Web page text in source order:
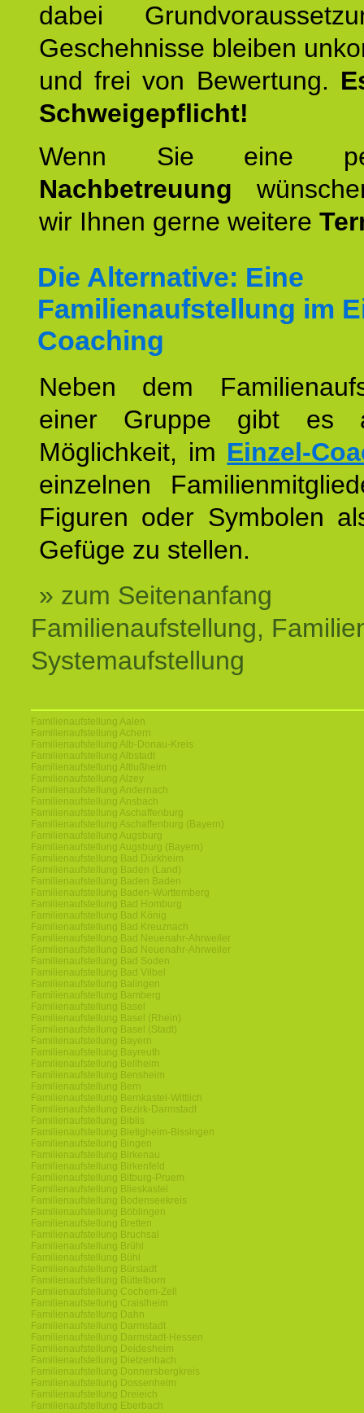
dabei
Geschehnisse bleiben
und frei von Bewertung.
Schweigepflicht!
Wenn Sie eine
Nachbetreuung
wir Ihnen gerne weitere
Die Alternative: Eine
Familienaufstellung im
Coaching
Neben dem
einer Gruppe gibt es
Möglichkeit, im Einzel-
einzelnen
Figuren oder Symbolen
Gefüge zu stellen.
» zum Seitenanfang
Familienaufstellung,
Systemaufstellung
Familienaufstellung Aalen
Familienaufstellung Achern
Familienaufstellung Alb-Donau-Kreis
Familienaufstellung Albstadt
Familienaufstellung Altlußheim
Familienaufstellung Alzey
Familienaufstellung Andernach
Familienaufstellung Ansbach
Familienaufstellung Aschaffenburg
Familienaufstellung Aschaffenburg (Bayern)
Familienaufstellung Augsburg
Familienaufstellung Augsburg (Bayern)
Familienaufstellung Bad Dürkheim
Familienaufstellung Baden (Land)
Familienaufstellung Baden Baden
Familienaufstellung Baden-Württemberg
Familienaufstellung Bad Homburg
Familienaufstellung Bad König
Familienaufstellung Bad Kreuznach
Familienaufstellung Bad Neuenahr-Ahrweiler
Familienaufstellung Bad Neuenahr-Ahrweiler
Familienaufstellung Bad Soden
Familienaufstellung Bad Vilbel
Familienaufstellung Balingen
Familienaufstellung Bamberg
Familienaufstellung Basel
Familienaufstellung Basel (Rhein)
Familienaufstellung Basel (Stadt)
Familienaufstellung Bayern
Familienaufstellung Bayreuth
Familienaufstellung Bellheim
Familienaufstellung Bensheim
Familienaufstellung Bern
Familienaufstellung Bernkastel-Wittlich
Familienaufstellung Bezirk-Darmstadt
Familienaufstellung Biblis
Familienaufstellung Bietigheim-Bissingen
Familienaufstellung Bingen
Familienaufstellung Birkenau
Familienaufstellung Birkenfeld
Familienaufstellung Bitburg-Pruem
Familienaufstellung Blieskastel
Familienaufstellung Bodenseekreis
Familienaufstellung Böblingen
Familienaufstellung Bretten
Familienaufstellung Bruchsal
Familienaufstellung Brühl
Familienaufstellung Bühl
Familienaufstellung Bürstadt
Familienaufstellung Büttelborn
Familienaufstellung Cochem-Zell
Familienaufstellung Craislheim
Familienaufstellung Dahn
Familienaufstellung Darmstadt
Familienaufstellung Darmstadt-Hessen
Familienaufstellung Deidesheim
Familienaufstellung Dietzenbach
Familienaufstellung Donnersbergkreis
Familienaufstellung Dossenheim
Familienaufstellung Dreieich
Familienaufstellung Eberbach